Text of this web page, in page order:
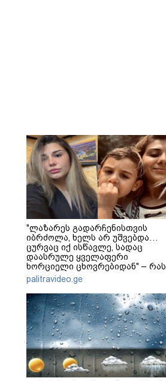
"ლაზარეს გადარჩენისთვის
იბრძოლა, ხელს არ უშვებდა…
ცურვაც იქ ისწავლე, სადაც
დაასრულე ყველაფერი
ხორციელი ცხოვრებიდან" – რას
წერს ხობში დაღუპული დედა-
შვილის ახლობელი?
palitravideo.ge